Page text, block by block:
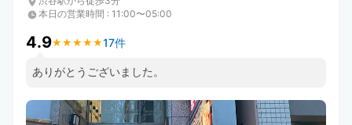
本日の営業時間 : 11:00〜05:00
4.9★ ★ ★ ★ ★
★ ★ ★ ★ ★17件
ありがとうございました。